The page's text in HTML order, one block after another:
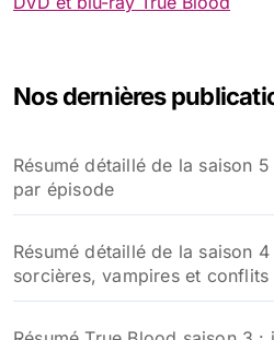
Nos dernières
Résumé détaillé de la saison
par épisode
Résumé détaillé de la saison
sorcières, vampires et conflits